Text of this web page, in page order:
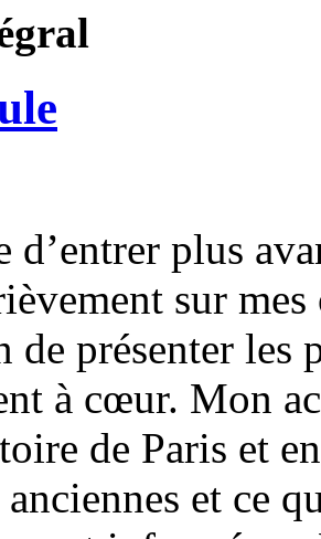
d’entrer plus
sur
de présenter les
à cœur. Mon
de Paris et
et ce